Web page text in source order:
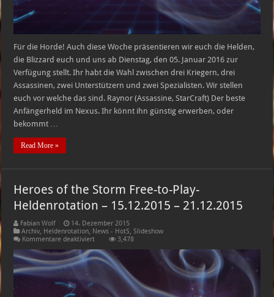
Für die Horde! Auch diese Woche präsentieren wir euch die Helden,
die Blizzard euch und uns ab Dienstag, den 05. Januar 2016 zur
Verfügung stellt. Ihr habt die Wahl zwischen drei Kriegern, drei
Assassinen, zwei Unterstützern und zwei Spezialisten. Wir stellen
euch vor welche das sind. Raynor (Assassine, StarCraft) Der beste
Anfängerheld im Nexus. Ihr könnt ihn günstig erwerben, oder
bekommt …
Read More »
Heroes of the Storm Free-to-Play-
Heldenrotation – 15.12.2015 – 21.12.2015
Fabian Wolf
14. Dezember 2015
Archiv, Heldenrotation, News - HotS,Slideshow
Kommentare deaktiviertfür
of
the
Storm
to-
3,478